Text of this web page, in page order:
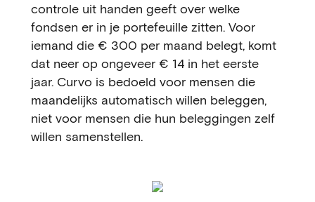
controle uit handen geeft over welke
fondsen er in je portefeuille zitten. Voor
iemand die € 300 per maand belegt, komt
dat neer op ongeveer € 14 in het eerste
jaar. Curvo is bedoeld voor mensen die
maandelijks automatisch willen beleggen,
niet voor mensen die hun beleggingen zelf
willen samenstellen.